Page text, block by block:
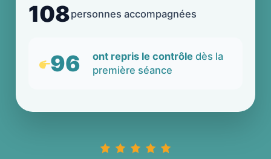
108personnes accompagnées
96 ont repris le contrôle dès la
première séance